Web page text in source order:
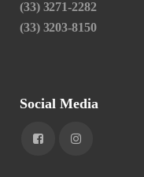
(33) 3271-2282
(33) 3203-8150
Social Media